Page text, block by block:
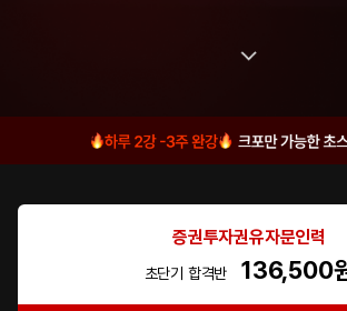
증권투자권유자문인력
초단기 합격반 136,500